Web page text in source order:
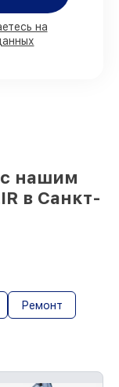
в
наличии в
на
нашим
в Санкт-
Ремонт